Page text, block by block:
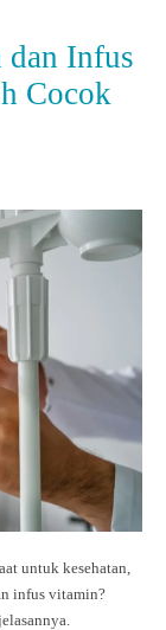
dan Infus
Cocok
untuk kesehatan,
infus vitamin?